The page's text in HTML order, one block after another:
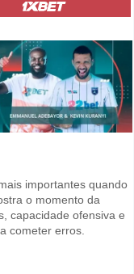
importantes quando
o momento da
capacidade ofensiva e
cometer erros.